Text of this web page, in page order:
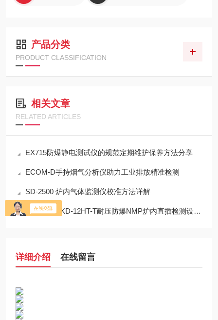
产品分类
PRODUCT CLASSIFICATION
相关文章
RELATED ARTICLES
EX715防爆静电测试仪的规范定期维护保养方法分享
ECOM-D手持烟气分析仪助力工业排放精准检测
SD-2500 炉内气体监测仪校准方法详解
COSMOS KD-12HT-T耐压防爆NMP炉内直插检测设备工程设计指南
详细介绍 在线留言